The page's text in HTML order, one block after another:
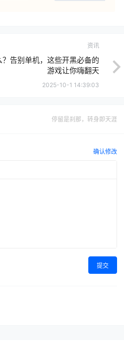
资讯
？告别单机，这些开黑必备的
游戏让你嗨翻天
2025-10-1 14:39:03
停留是刹那，转身即天涯
确认修改
提交